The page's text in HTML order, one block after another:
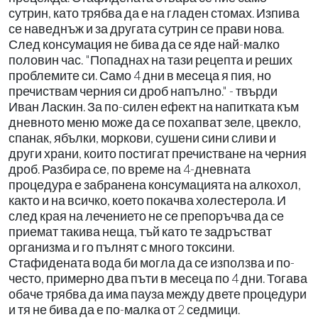
сутрин, като трябва да е на гладен стомах. Изпива
се наведнъж и за другата сутрин се прави нова.
След консумация не бива да се яде най-малко
половин час. "Попаднах на тази рецепта и реших
проблемите си. Само 4 дни в месеца я пия, но
пречиствам черния си дроб напълно." - твърди
Иван Ласкин. За по-силен ефект на напитката към
дневното меню може да се похапват зеле, цвекло,
спанак, ябълки, моркови, сушени сини сливи и
други храни, които постигат пречистване на черния
дроб. Разбира се, по време на 4-дневната
процедура е забранена консумацията на алкохол,
както и на всичко, което покачва холестерола. И
след края на лечението не се препоръчва да се
приемат такива неща, тъй като те задръстват
организма и го пълнят с много токсини.
Стафидената вода би могла да се използва и по-
често, примерно два пъти в месеца по 4 дни. Тогава
обаче трябва да има пауза между двете процедури
и тя не бива да е по-малка от 2 седмици.